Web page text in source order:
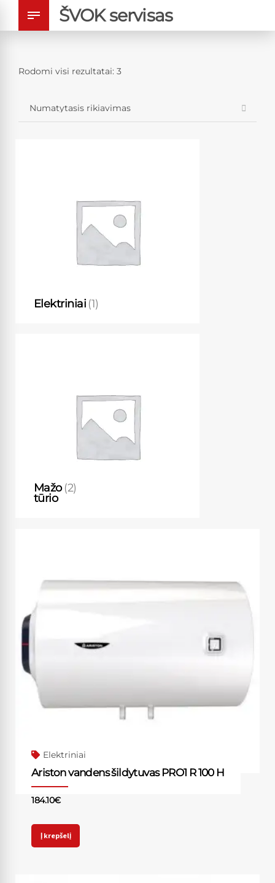
ŠVOK servisas
Rodomi visi rezultatai: 3
Elektriniai (1)
Mažo
tūrio
(2)
Elektriniai
Ariston vandens šildytuvas PRO1 R 100 H
184.10€
Į krepšelį